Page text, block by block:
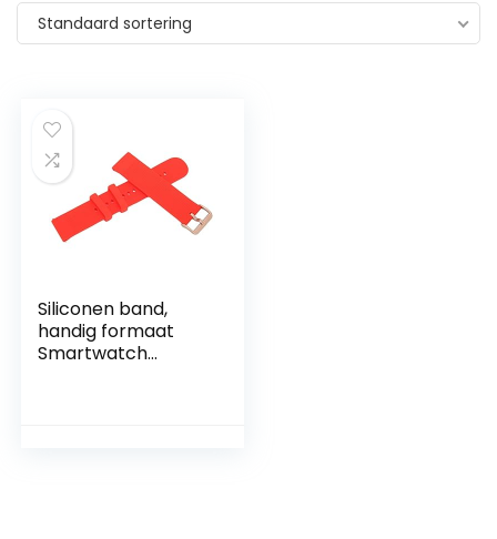
Standaard sortering
Siliconen band,
handig formaat
Smartwatch